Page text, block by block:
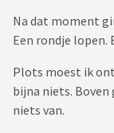
Na dat moment
Een rondje lopen.
Plots moest ik
bijna niets.
niets van.